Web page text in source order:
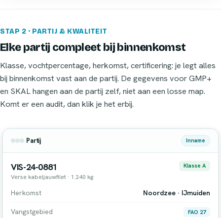
STAP 2 · PARTIJ & KWALITEIT
Elke partij compleet bij binnenkomst
Klasse, vochtpercentage, herkomst, certificering: je legt alles
bij binnenkomst vast aan de partij. De gegevens voor GMP+
en SKAL hangen aan de partij zelf, niet aan een losse map.
Komt er een audit, dan klik je het erbij.
Partij Inname
VIS-24-0881
Verse kabeljauwfilet · 1.240 kg
Klasse A
Herkomst Noordzee · IJmuiden
Vangstgebied FAO 27